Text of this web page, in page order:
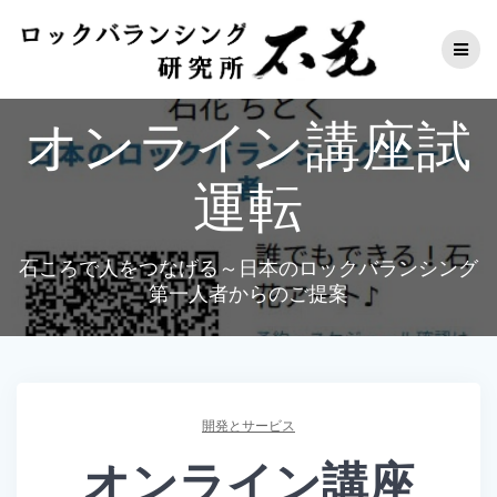
ン
ツ
へ
ス
キ
ッ
プ
オンライン講座試
運転
石ころで人をつなげる～日本のロックバランシング
第一人者からのご提案
開発とサービス
オンライン講座